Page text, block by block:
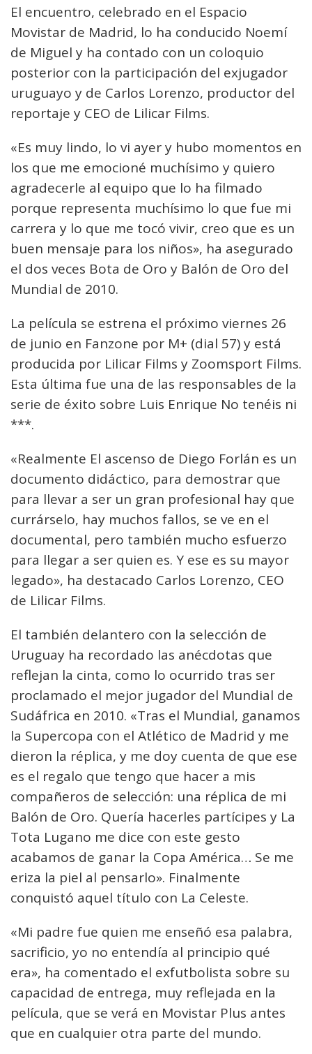
El encuentro, celebrado en el Espacio
Movistar de Madrid, lo ha conducido Noemí
de Miguel y ha contado con un coloquio
posterior con la participación del exjugador
uruguayo y de Carlos Lorenzo, productor del
reportaje y CEO de Lilicar Films.
«Es muy lindo, lo vi ayer y hubo momentos en
los que me emocioné muchísimo y quiero
agradecerle al equipo que lo ha filmado
porque representa muchísimo lo que fue mi
carrera y lo que me tocó vivir, creo que es un
buen mensaje para los niños», ha asegurado
el dos veces Bota de Oro y Balón de Oro del
Mundial de 2010.
La película se estrena el próximo viernes 26
de junio en Fanzone por M+ (dial 57) y está
producida por Lilicar Films y Zoomsport Films.
Esta última fue una de las responsables de la
serie de éxito sobre Luis Enrique No tenéis ni
***.
«Realmente El ascenso de Diego Forlán es un
documento didáctico, para demostrar que
para llevar a ser un gran profesional hay que
currárselo, hay muchos fallos, se ve en el
documental, pero también mucho esfuerzo
para llegar a ser quien es. Y ese es su mayor
legado», ha destacado Carlos Lorenzo, CEO
de Lilicar Films.
El también delantero con la selección de
Uruguay ha recordado las anécdotas que
reflejan la cinta, como lo ocurrido tras ser
proclamado el mejor jugador del Mundial de
Sudáfrica en 2010. «Tras el Mundial, ganamos
la Supercopa con el Atlético de Madrid y me
dieron la réplica, y me doy cuenta de que ese
es el regalo que tengo que hacer a mis
compañeros de selección: una réplica de mi
Balón de Oro. Quería hacerles partícipes y La
Tota Lugano me dice con este gesto
acabamos de ganar la Copa América… Se me
eriza la piel al pensarlo». Finalmente
conquistó aquel título con La Celeste.
«Mi padre fue quien me enseñó esa palabra,
sacrificio, yo no entendía al principio qué
era», ha comentado el exfutbolista sobre su
capacidad de entrega, muy reflejada en la
película, que se verá en Movistar Plus antes
que en cualquier otra parte del mundo.